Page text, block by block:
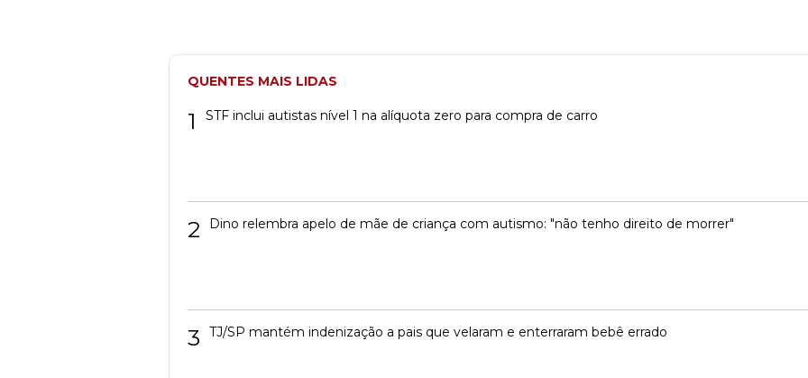
QUENTES MAIS LIDAS
1 STF inclui autistas nível 1 na alíquota zero para compra de carro
2 Dino relembra apelo de mãe de criança com autismo: "não tenho direito de morrer"
3 TJ/SP mantém indenização a pais que velaram e enterraram bebê errado